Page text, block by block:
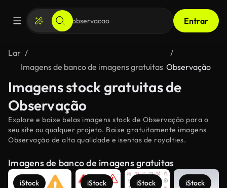
Entrar
Lar
Imagens de banco de imagens gratuitas Observação
Imagens stock gratuitas de
Observação
Explore e baixe belas imagens stock de Observação para o
seu site ou qualquer projeto. Baixe gratuitamente imagens
Observação de alta qualidade e isentas de royalties.
Imagens de banco de imagens gratuitas
iStock iStock iStock iStock